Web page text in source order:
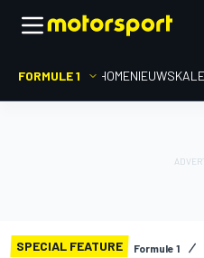
FORMULE 1 HOMENIEUWS
SPECIAL FEATURE Formule 1